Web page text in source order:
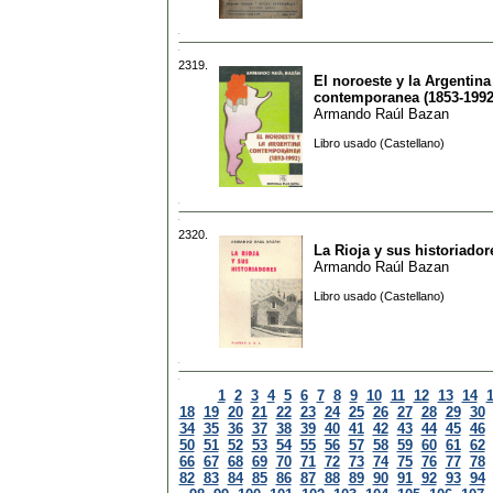
2319.
El noroeste y la Argentina
contemporanea (1853-
Armando Raúl Bazan
Libro usado (Castellano)
2320.
La Rioja y sus
Armando Raúl Bazan
Libro usado (Castellano)
1 2 3 4 5 6 7 8 9 10 11 12 13 14
18 19 20 21 22 23 24 25 26 27 28 29 30
34 35 36 37 38 39 40 41 42 43 44 45 46
50 51 52 53 54 55 56 57 58 59 60 61 62
66 67 68 69 70 71 72 73 74 75 76 77 78
82 83 84 85 86 87 88 89 90 91 92 93 94